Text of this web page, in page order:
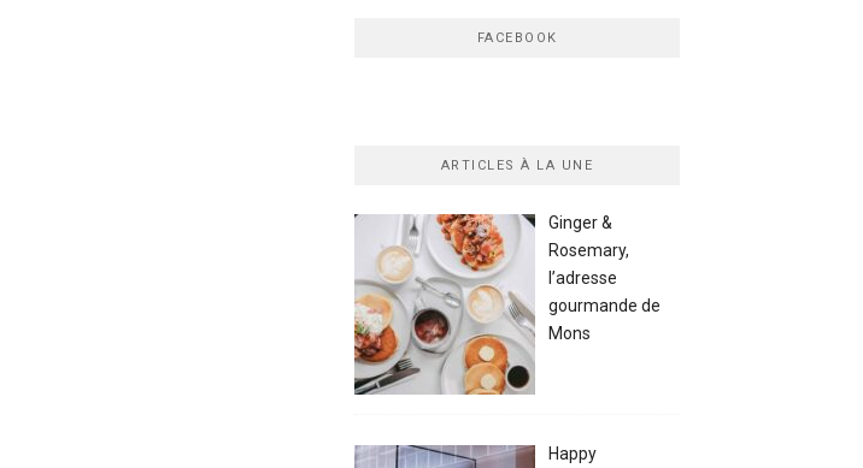
FACEBOOK
ARTICLES À LA UNE
Ginger &
Rosemary,
l’adresse
gourmande de
Mons
Happy